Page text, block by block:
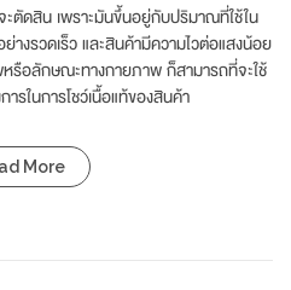
ะตัดสิน เพราะมันขึ้นอยู่กับปริมาณที่ใช้ใน
างรวดเร็ว และสินค้ามีความไวต่อแสงน้อย
รือลักษณะทางกายภาพ ก็สามารถที่จะใช้
รในการโชว์เนื้อแท้ของสินค้า
More